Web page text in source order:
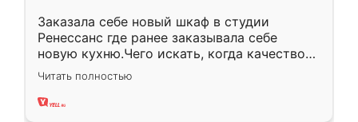
Заказала себе новый шкаф в студии
Ренессанс где ранее заказывала себе
новую кухню.Чего искать, когда качеством
вполне довольна. Служит кухня уже почти
два года, нареканий нет.
Читать полностью